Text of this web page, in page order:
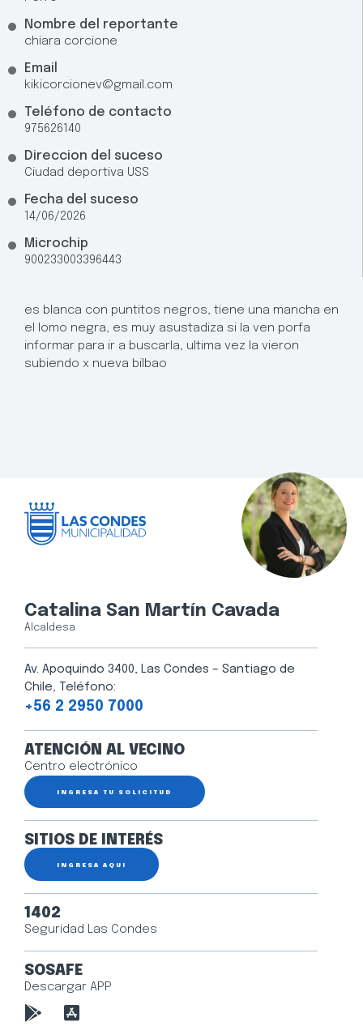
Nombre del reportante
chiara corcione
Email
kikicorcionev@gmail.com
Teléfono de contacto
975626140
Direccion del suceso
Ciudad deportiva USS
Fecha del suceso
14/06/2026
Microchip
900233003396443
es blanca con puntitos negros, tiene una mancha en
el lomo negra, es muy asustadiza si la ven porfa
informar para ir a buscarla, ultima vez la vieron
subiendo x nueva bilbao
Catalina San Martín Cavada
Alcaldesa
Av. Apoquindo 3400, Las Condes – Santiago de
Chile, Teléfono:
+56 2 2950 7000
ATENCIÓN AL VECINO
Centro electrónico
INGRESA TU SOLICITUD
SITIOS DE INTERÉS
INGRESA AQUÍ
1402
Seguridad Las Condes
SOSAFE
Descargar APP